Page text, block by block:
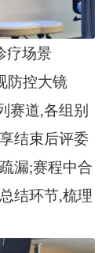
疗场景
防控大镜
赛道,各组别
结束后评委
漏;赛程中合
结环节,梳理